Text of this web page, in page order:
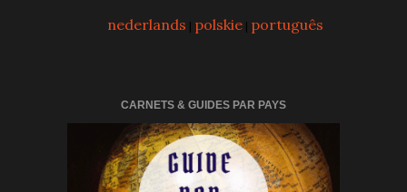
nederlands | polskie| português
CARNETS & GUIDES PAR PAYS